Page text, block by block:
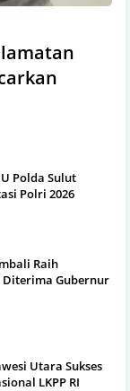
Polda Sulut
Polri 2026
Raih
Diterima Gubernur
Utara Sukses
LKPP RI